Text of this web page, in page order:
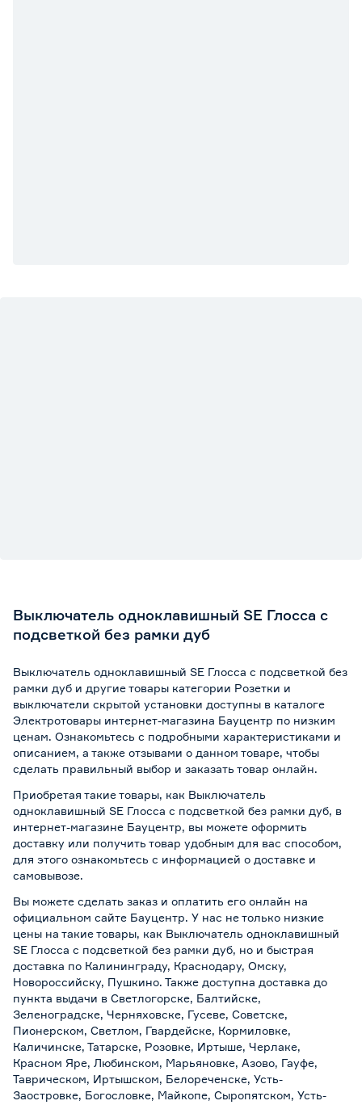
Выключатель одноклавишный SE Глосса с
подсветкой без рамки дуб
Выключатель одноклавишный SE Глосса с подсветкой без
рамки дуб и другие товары категории Розетки и
выключатели скрытой установки доступны в каталоге
Электротовары интернет-магазина Бауцентр по низким
ценам. Ознакомьтесь с подробными характеристиками и
описанием, а также отзывами о данном товаре, чтобы
сделать правильный выбор и заказать товар онлайн.
Приобретая такие товары, как Выключатель
одноклавишный SE Глосса с подсветкой без рамки дуб, в
интернет-магазине Бауцентр, вы можете оформить
доставку или получить товар удобным для вас способом,
для этого ознакомьтесь с информацией о доставке и
самовывозе.
Вы можете сделать заказ и оплатить его онлайн на
официальном сайте Бауцентр. У нас не только низкие
цены на такие товары, как Выключатель одноклавишный
SE Глосса с подсветкой без рамки дуб, но и быстрая
доставка по Калининграду, Краснодару, Омску,
Новороссийску, Пушкино. Также доступна доставка до
пункта выдачи в Светлогорске, Балтийске,
Зеленоградске, Черняховске, Гусеве, Советске,
Пионерском, Светлом, Гвардейске, Кормиловке,
Каличинске, Татарске, Розовке, Иртыше, Черлаке,
Красном Яре, Любинском, Марьяновке, Азово, Гауфе,
Таврическом, Иртышском, Белореченске, Усть-
Заостровке, Богословке, Майкопе, Сыропятском, Усть-